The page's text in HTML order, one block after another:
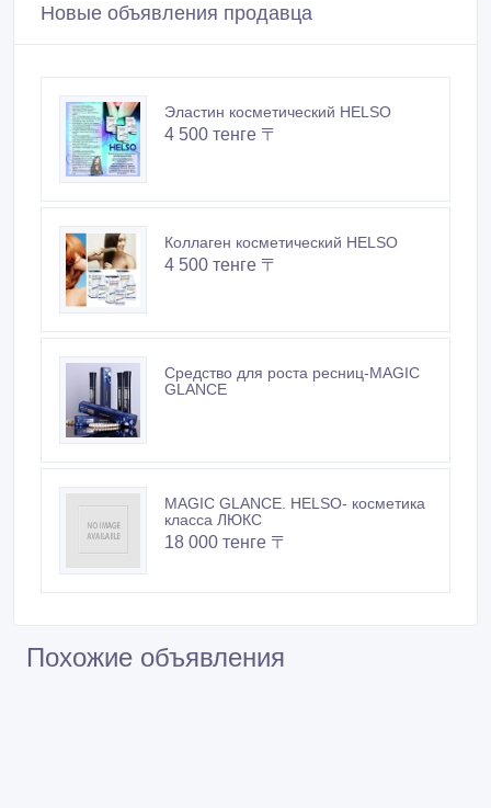
Новые объявления продавца
Эластин косметический HELSO
4 500 тенге 〒
Коллаген косметический HELSO
4 500 тенге 〒
Средство для роста ресниц-MAGIC
GLANCE
MAGIC GLANCE. HELSO- косметика
класса ЛЮКС
18 000 тенге 〒
Похожие объявления